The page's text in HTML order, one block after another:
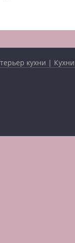
кухни |